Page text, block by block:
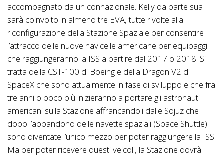
accompagnato da un connazionale. Kelly da parte sua
sarà coinvolto in almeno tre EVA, tutte rivolte alla
riconfigurazione della Stazione Spaziale per consentire
l’attracco delle nuove navicelle americane per equipaggi
che raggiungeranno la ISS a partire dal 2017 o 2018. Si
tratta della CST-100 di Boeing e della Dragon V2 di
SpaceX che sono attualmente in fase di sviluppo e che fra
tre anni o poco più inizieranno a portare gli astronauti
americani sulla Stazione affrancandoli dalle Sojuz che
dopo l’abbandono delle navette spaziali (Space Shuttle)
sono diventate l’unico mezzo per poter raggiungere la ISS.
Ma per poter ricevere questi veicoli, la Stazione dovrà